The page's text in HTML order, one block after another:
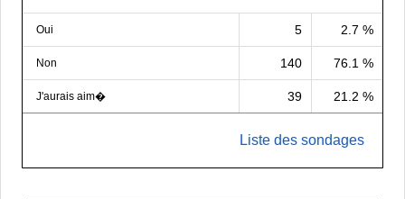
Oui 5 2.7 %
Non 140 76.1 %
J'aurais aim� 39 21.2 %
Liste des sondages